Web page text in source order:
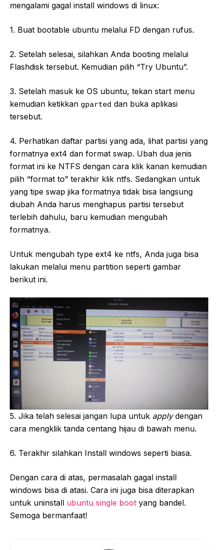
mengalami gagal install windows di linux:
1. Buat bootable ubuntu melalui FD dengan rufus.
2. Setelah selesai, silahkan Anda booting melalui
Flashdisk tersebut. Kemudian pilih “Try Ubuntu”.
3. Setelah masuk ke OS ubuntu, tekan start menu
kemudian ketikkan gparted dan buka aplikasi
tersebut.
4. Perhatikan daftar partisi yang ada, lihat partisi yang
formatnya ext4 dan format swap. Ubah dua jenis
format ini ke NTFS dengan cara klik kanan kemudian
pilih “format to” terakhir klik ntfs. Sedangkan untuk
yang tipe swap jika formatnya tidak bisa langsung
diubah Anda harus menghapus partisi tersebut
terlebih dahulu, baru kemudian mengubah
formatnya.
Untuk mengubah type ext4 ke ntfs, Anda juga bisa
lakukan melalui menu partition seperti gambar
berikut ini.
5. Jika telah selesai jangan lupa untuk applydengan
cara mengklik tanda centang hijau di bawah menu.
6. Terakhir silahkan Install windows seperti biasa.
Dengan cara di atas, permasalah gagal install
windows bisa di atasi. Cara ini juga bisa diterapkan
untuk uninstall ubuntu single boot yang bandel.
Semoga bermanfaat!